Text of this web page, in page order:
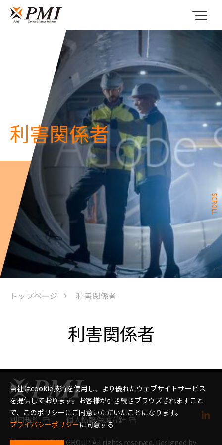
利害関係者
SCROLL
トップページ 利害関係者
利害関係者
Copyright © PMI GROUP. All rights reserved. Designed by
利用規約 個人情報保護方針
当社はcookie技術を使用し、より優れたウェブサイトサービス
を提供しております。お客様が引き続きブラウズされますこと
で、このポリシーにご同意いただいたことになります。
プライバシーポリシーに同意する